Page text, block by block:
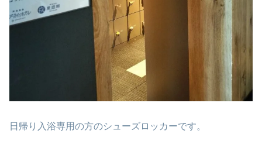
日帰り入浴専用の方のシューズロッカーです。